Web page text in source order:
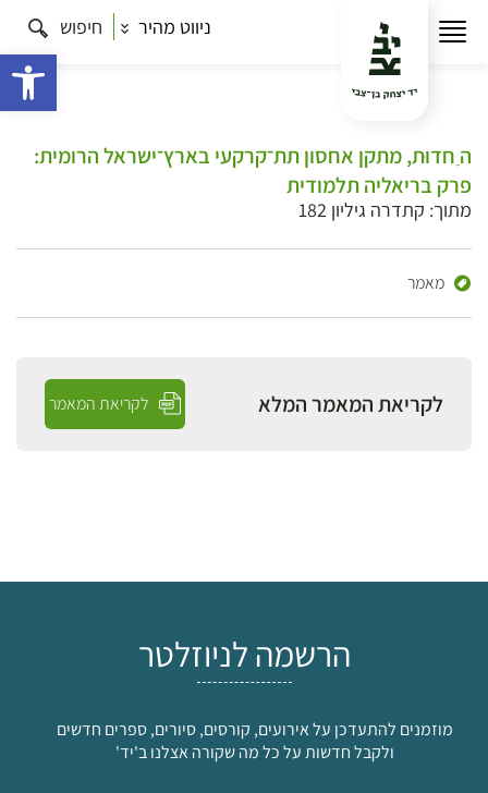
ניווט מהיר חיפוש
ה ַחדוּת, מתקן אחסון תת־קרקעי בארץ־ישראל הרומית:
פרק בריאליה תלמודית
מתוך: קתדרה גיליון 182
מאמר
לקריאת המאמר המלא לקריאת המאמר
הרשמה לניוזלטר
מוזמנים להתעדכן על אירועים, קורסים, סיורים, ספרים חדשים
ולקבל חדשות על כל מה שקורה אצלנו ב'יד'